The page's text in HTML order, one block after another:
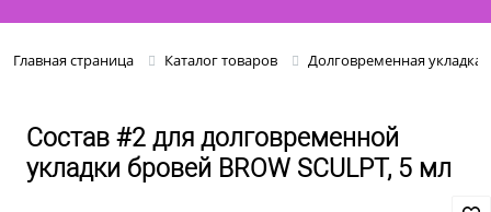
Главная страница Каталог товаров Долговременная укладка
Состав #2 для долговременной
укладки бровей BROW SCULPT, 5 мл